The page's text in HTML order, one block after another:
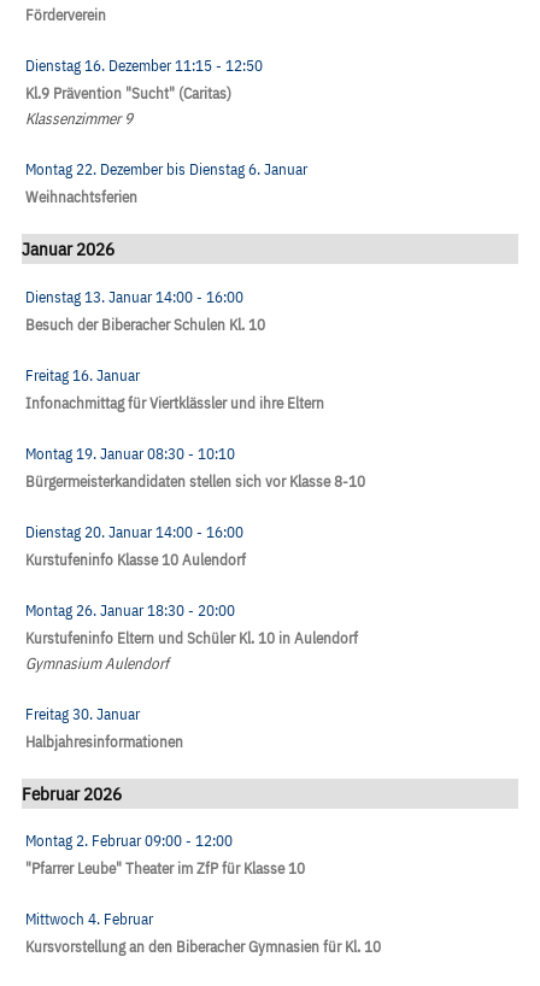
Förderverein
Dienstag 16. Dezember11:15- 12:50
Kl.9 Prävention "Sucht" (Caritas)
Klassenzimmer 9
Montag 22. Dezemberbis Dienstag 6. Januar
Weihnachtsferien
Januar 2026
Dienstag 13. Januar14:00- 16:00
Besuch der Biberacher Schulen Kl. 10
Freitag 16. Januar
Infonachmittag für Viertklässler und ihre Eltern
Montag 19. Januar08:30- 10:10
Bürgermeisterkandidaten stellen sich vor Klasse 8-10
Dienstag 20. Januar14:00- 16:00
Kurstufeninfo Klasse 10 Aulendorf
Montag 26. Januar18:30- 20:00
Kurstufeninfo Eltern und Schüler Kl. 10 in Aulendorf
Gymnasium Aulendorf
Freitag 30. Januar
Halbjahresinformationen
Februar 2026
Montag 2. Februar09:00- 12:00
"Pfarrer Leube" Theater im ZfP für Klasse 10
Mittwoch 4. Februar
Kursvorstellung an den Biberacher Gymnasien für Kl. 10